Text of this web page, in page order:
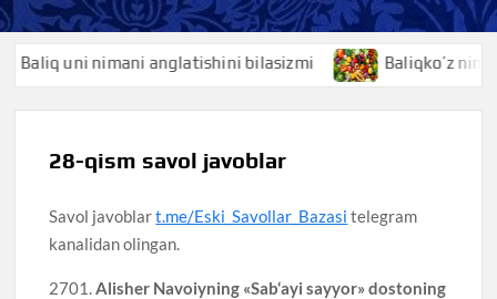
anglatishini bilasizmi Baliqko’z nimani
28-qism savol javoblar
Savol javoblart.me/Eski_Savollar_Bazasi telegram
kanalidan olingan.
2701. Alisher Navoiyning «Sab‘ayi sayyor» dostoning